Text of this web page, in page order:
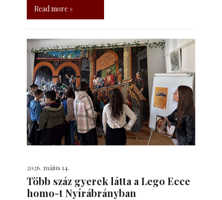
Read more »
2026. május 14.
Több száz gyerek látta a Lego Ecce
homo-t Nyírábrányban